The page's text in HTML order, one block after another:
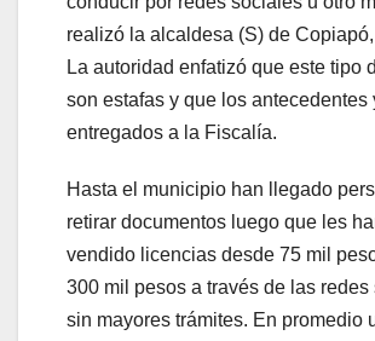
realizó la alcaldesa (S) de
La autoridad enfatizó que este tipo
son estafas y que los antecedentes
entregados a la Fiscalía.
Hasta el municipio han llegado
retirar documentos luego que les
vendido licencias desde 75 mil
300 mil pesos a través de las redes
sin mayores trámites. En promedio